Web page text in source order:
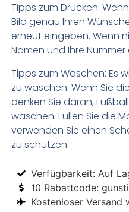
Tipps zum Drucken:
Bild genau Ihren
erneut eingeben. Wenn
Namen und Ihre
Tipps zum Waschen: Es
zu waschen. Wenn Sie
denken Sie daran,
waschen. Füllen Sie die
verwenden Sie einen
zu schützen.
Verfügbarkeit: Auf
10 Rabattcode:
Kostenloser Versand